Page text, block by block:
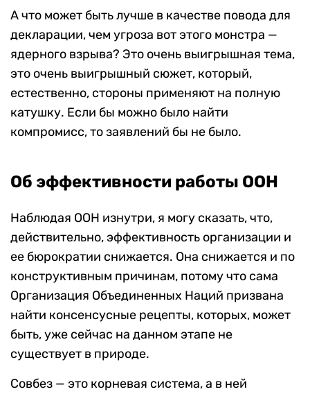
А что может быть лучше в качестве повода для
декларации, чем угроза вот этого монстра —
ядерного взрыва? Это очень выигрышная тема,
это очень выигрышный сюжет, который,
естественно, стороны применяют на полную
катушку. Если бы можно было найти
компромисс, то заявлений бы не было.
Об эффективности работы ООН
Наблюдая ООН изнутри, я могу сказать, что,
действительно, эффективность организации и
ее бюрократии снижается. Она снижается и по
конструктивным причинам, потому что сама
Организация Объединенных Наций призвана
найти консенсусные рецепты, которых, может
быть, уже сейчас на данном этапе не
существует в природе.
Совбез — это корневая система, а в ней